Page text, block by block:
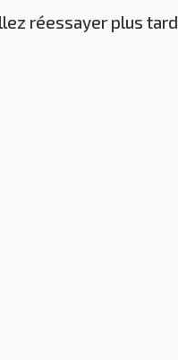
réessayer plus tard.